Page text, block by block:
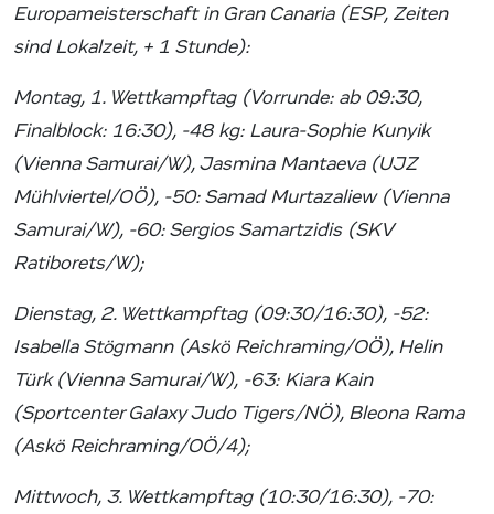
Europameisterschaft in Gran Canaria (ESP, Zeiten
sind Lokalzeit, + 1 Stunde):
Montag, 1. Wettkampftag (Vorrunde: ab 09:30,
Finalblock: 16:30), -48 kg: Laura-Sophie Kunyik
(Vienna Samurai/W), Jasmina Mantaeva (UJZ
Mühlviertel/OÖ), -50: Samad Murtazaliew (Vienna
Samurai/W), -60: Sergios Samartzidis (SKV
Ratiborets/W);
Dienstag, 2. Wettkampftag (09:30/16:30), -52:
Isabella Stögmann (Askö Reichraming/OÖ), Helin
Türk (Vienna Samurai/W), -63: Kiara Kain
(Sportcenter Galaxy Judo Tigers/NÖ), Bleona Rama
(Askö Reichraming/OÖ/4);
Mittwoch, 3. Wettkampftag (10:30/16:30), -70: